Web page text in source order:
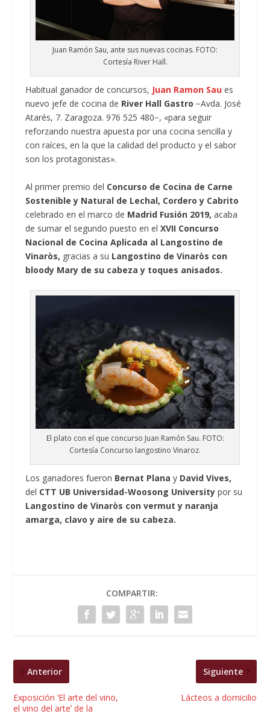
Juan Ramón Sau, ante sus nuevas cocinas. FOTO:
Cortesía River Hall.
Habitual ganador de concursos, Juan Ramon Sau es
nuevo jefe de cocina de River Hall Gastro −Avda. José
Atarés, 7. Zaragoza. 976 525 480−, «para seguir
reforzando nuestra apuesta por una cocina sencilla y
con raíces, en la que la calidad del producto y el sabor
son los protagonistas».
Al primer premio del Concurso de Cocina de Carne
Sostenible y Natural de Lechal, Cordero y Cabrito
celebrado en el marco de Madrid Fusión 2019, acaba
de sumar el segundo puesto en el XVII Concurso
Nacional de Cocina Aplicada al Langostino de
Vinaròs, gracias a su Langostino de Vinaròs con
bloody Mary de su cabeza y toques anisados.
El plato con el que concurso Juan Ramón Sau. FOTO:
Cortesía Concurso langostino Vinaroz.
Los ganadores fueron Bernat Plana y David Vives,
del CTT UB Universidad-Woosong University por su
Langostino de Vinaròs con vermut y naranja
amarga, clavo y aire de su cabeza.
COMPARTIR:
Anterior
Exposición ‘El arte del vino,
el vino del arte’ de la
Siguiente
Lácteos a domicilio